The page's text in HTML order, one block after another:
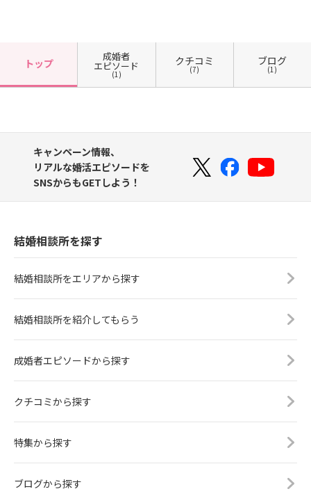
トップ
成婚者
エピソード
(1)
クチコミ
(7)
ブログ
(1)
キャンペーン情報、
リアルな婚活エピソードを
SNSからもGETしよう！
結婚相談所を探す
結婚相談所をエリアから探す
結婚相談所を紹介してもらう
成婚者エピソードから探す
クチコミから探す
特集から探す
ブログから探す